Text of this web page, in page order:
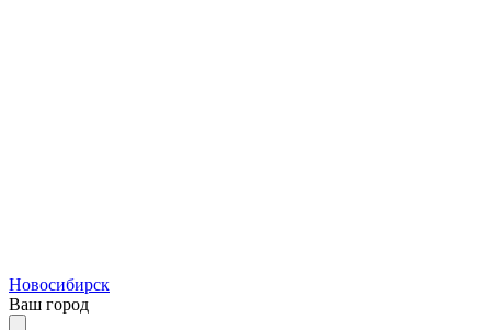
Новосибирск
Ваш город